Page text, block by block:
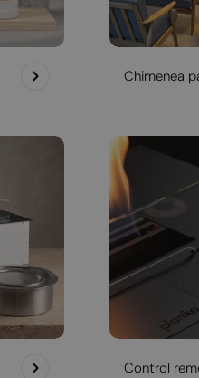
Chimenea
Control